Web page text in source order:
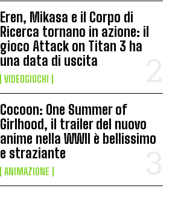
Eren, Mikasa e il Corpo di
Ricerca tornano in azione: il
gioco Attack on Titan 3 ha
una data di uscita
VIDEOGIOCHI
Cocoon: One Summer of
Girlhood, il trailer del nuovo
anime nella WWII è bellissimo
e straziante
ANIMAZIONE